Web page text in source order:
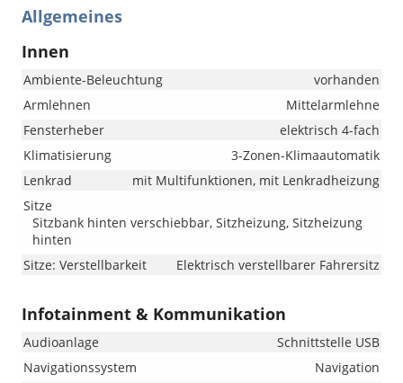
Allgemeines
Innen
Ambiente-Beleuchtung
vorhanden
Armlehnen
Mittelarmlehne
Fensterheber
elektrisch 4-fach
Klimatisierung
3-Zonen-Klimaautomatik
Lenkrad
mit Multifunktionen, mit Lenkradheizung
Sitze
Sitzbank hinten verschiebbar, Sitzheizung, Sitzheizung
hinten
Sitze: Verstellbarkeit
Elektrisch verstellbarer Fahrersitz
Infotainment & Kommunikation
Audioanlage
Schnittstelle USB
Navigationssystem
Navigation